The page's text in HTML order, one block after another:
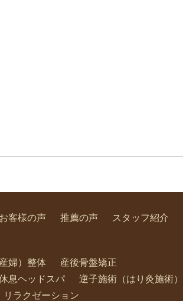
お客様の声 推薦の声 スタッフ紹介
婦）整体
産後骨盤矯正
息ヘッドスパ
逆子施術（はり灸施術）
リラクゼーション